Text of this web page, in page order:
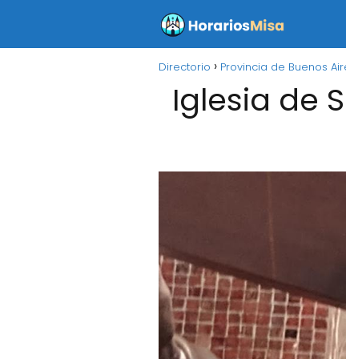
Directorio Provincia de Buenos
Iglesia de